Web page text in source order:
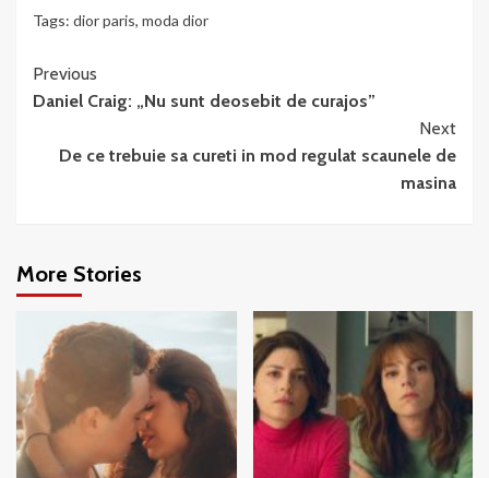
Tags: dior paris, moda dior
Continue
Reading
Previous
Daniel Craig: „Nu sunt deosebit de curajos”
Next
De ce trebuie sa cureti in mod regulat scaunele de
masina
More Stories